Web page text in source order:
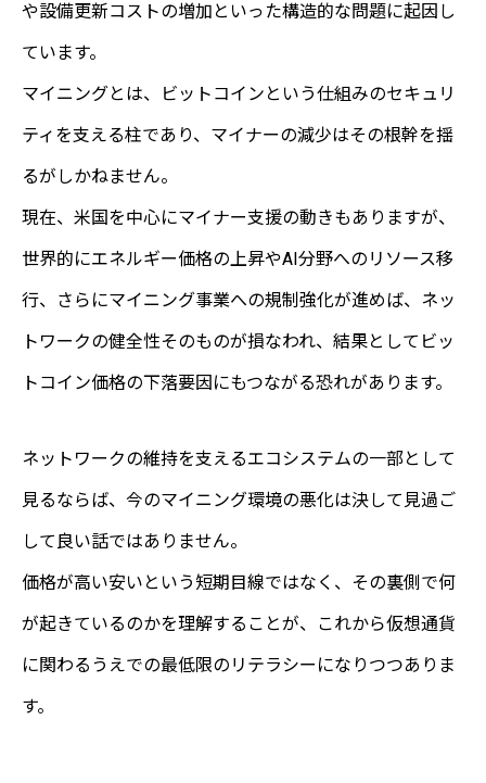
や設備更新コストの増加といった構造的な問題に起因し
ています。
マイニングとは、ビットコインという仕組みのセキュリ
ティを支える柱であり、マイナーの減少はその根幹を揺
るがしかねません。
現在、米国を中心にマイナー支援の動きもありますが、
世界的にエネルギー価格の上昇やAI分野へのリソース移
行、さらにマイニング事業への規制強化が進めば、ネッ
トワークの健全性そのものが損なわれ、結果としてビッ
トコイン価格の下落要因にもつながる恐れがあります。
ネットワークの維持を支えるエコシステムの一部として
見るならば、今のマイニング環境の悪化は決して見過ご
して良い話ではありません。
価格が高い安いという短期目線ではなく、その裏側で何
が起きているのかを理解することが、これから仮想通貨
に関わるうえでの最低限のリテラシーになりつつありま
す。